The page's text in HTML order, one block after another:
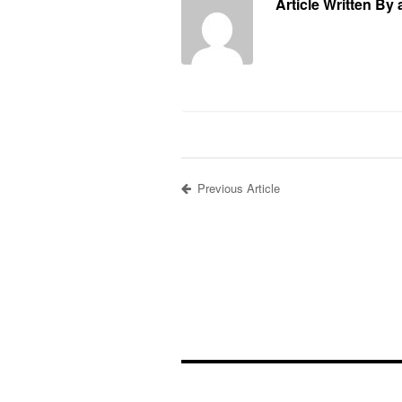
Previous Article